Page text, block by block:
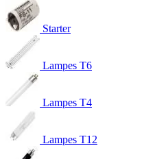
Starter
Lampes T6
Lampes T4
Lampes T12